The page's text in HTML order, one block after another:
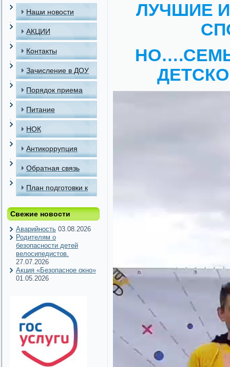
Наши новости
АКЦИИ
Контакты
Зачисление в ДОУ
Порядок приема
детей в МАДОУ
Питание
НОК
Антикоррупция
Обратная связь
План подготовки к
периоду
Свежие новости
Аварийность 03.08.2026
Родителям о
безопасности детей
велосипедистов.
27.07.2026
Акция «Безопасное окно»
01.05.2026
ЛУЧШИЕ